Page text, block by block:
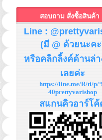
สอบถาม สั่งซื้อสินค้า
Line :
(มี @ ด้วยนะค
หรือคลิกลิ้งค์ด้านล่า
เลยค่ะ
https://line.me/R/ti/p/
40prettyvarishop
สแกนคิวอาร์โค้